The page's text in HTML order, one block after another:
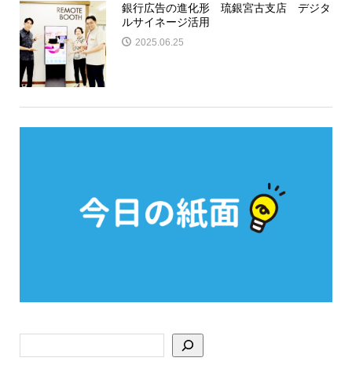
銀行広告の進化形 琉銀宮古支店 デジタ
ルサイネージ活用
2025.06.25